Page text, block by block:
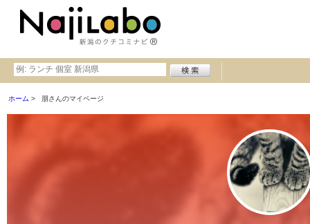
ホーム 朋さんのマイページ